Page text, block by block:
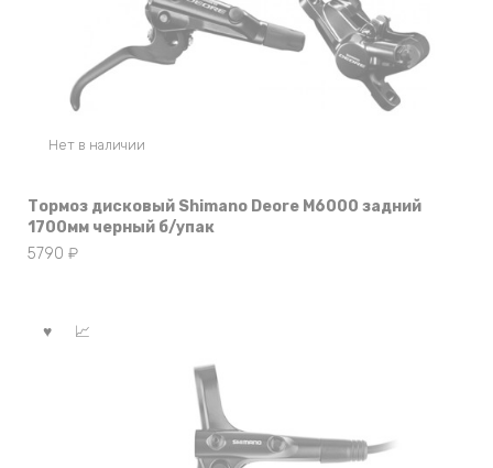
Нет в наличии
Тормоз дисковый Shimano Deore M6000 задний
1700мм черный б/упак
5790 ₽